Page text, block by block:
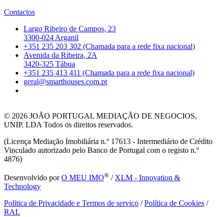
Contactos
Largo Ribeiro de Campos, 23
3300-024 Arganil
+351 235 203 302 (Chamada para a rede fixa nacional)
Avenida da Ribeira, 2A
3420-325 Tábua
+351 235 413 411 (Chamada para a rede fixa nacional)
geral@smarthouses.com.pt
© 2026 JOÃO PORTUGAL MEDIAÇÃO DE NEGOCIOS,
UNIP. LDA Todos os direitos reservados.
(Licença Mediação Imobiliária n.º 17613 - Intermediário de Crédito
Vinculado autorizado pelo Banco de Portugal com o registo n.º
4876)
Desenvolvido porO MEU IMO® / XLM - Innovation &
Technology
Política de Privacidade e Termos de serviço /Política de Cookies /
RAL